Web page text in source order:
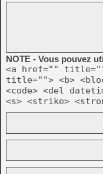
NOTE - Vous pouvez
<a href=""
title=""> <b>
<code> <del
<s> <strike>